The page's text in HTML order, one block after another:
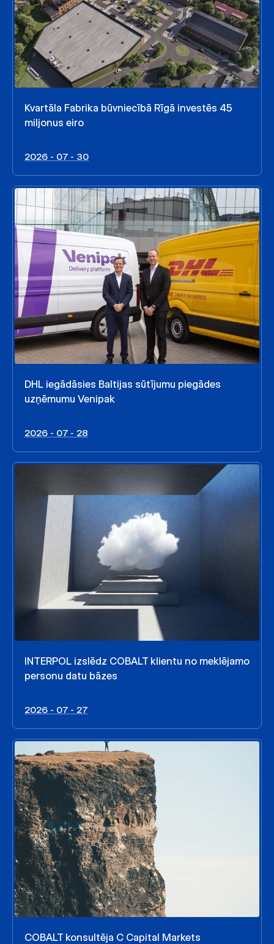
Kvartāla Fabrika būvniecībā Rīgā investēs 45
miljonus eiro
2026 - 07 - 30
DHL iegādāsies Baltijas sūtījumu piegādes
uzņēmumu Venipak
2026 - 07 - 28
INTERPOL izslēdz COBALT klientu no meklējamo
personu datu bāzes
2026 - 07 - 27
COBALT konsultēja C Capital Markets